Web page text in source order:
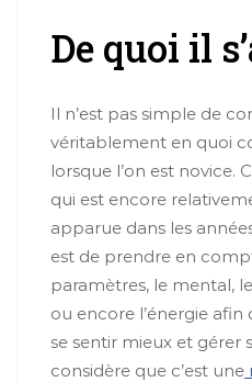
De quoi il
Il n’est pas simple de
véritablement en quoi
lorsque l’on est novice.
qui est encore
apparue dans les
est de prendre en
paramètres, le mental,
ou encore l’énergie afin
se sentir mieux et gérer
considère que c’est une